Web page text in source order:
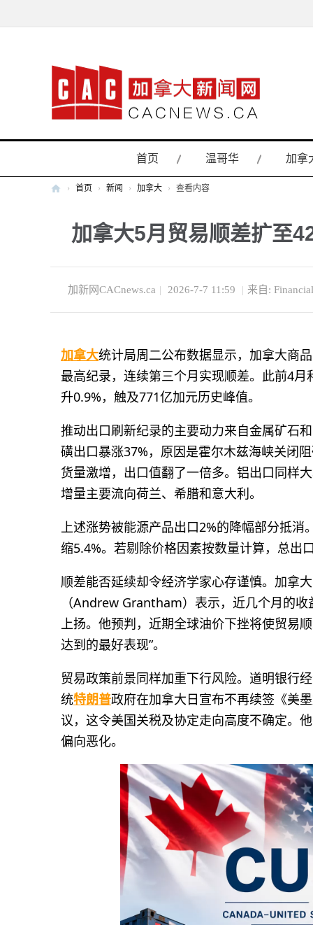
首页 温哥华 加拿
新
网
› 首页 › 新闻 › 加拿大 › 查看内容
加拿大5月贸易顺差扩至
加新网CACnews.ca | 2026-7-7 11:59 | 来自:
加拿大统计局周二公布数据显示，加拿大商
最高纪录，连续第三个月实现顺差。此前4
升0.9%，触及771亿加元历史峰值。
推动出口刷新纪录的主要动力来自金属矿石
磺出口暴涨37%，原因是霍尔木兹海峡关闭
货量激增，出口值翻了一倍多。铝出口同样
增量主要流向荷兰、希腊和意大利。
上述涨势被能源产品出口2%的降幅部分抵
缩5.4%。若剔除价格因素按数量计算，总出
顺差能否延续却令经济学家心存谨慎。加拿
（Andrew Grantham）表示，近几个月的
上扬。他预判，近期全球油价下挫将使贸易
达到的最好表现”。
贸易政策前景同样加重下行风险。道明银行
统特朗普政府在加拿大日宣布不再续签《美
议，这令美国关税及协定走向高度不确定。
偏向恶化。